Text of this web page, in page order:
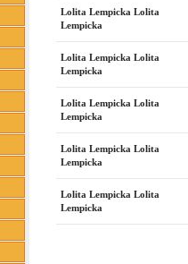
Lolita Lempicka Lolita
Lempicka
Lolita Lempicka Lolita
Lempicka
Lolita Lempicka Lolita
Lempicka
Lolita Lempicka Lolita
Lempicka
Lolita Lempicka Lolita
Lempicka